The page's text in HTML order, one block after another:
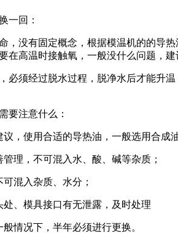
一回：
，没有固定概念，根据模温机的的导
在高温时接触氧，一般没什么问题，
必须经过脱水过程，脱净水后才能升
要注意什么：
，使用合适的导热油，一般选用合成
理，不可混入水、酸、碱等杂质；
混入杂质、水分；
、模具接口有无泄露，及时处理
情况下，半年必须进行更换。